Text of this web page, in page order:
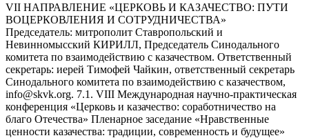
VII НАПРАВЛЕНИЕ «ЦЕРКОВЬ И КАЗАЧЕСТВО: ПУТИ
ВОЦЕРКОВЛЕНИЯ И СОТРУДНИЧЕСТВА»
Председатель: митрополит Ставропольский и
Невинномысский КИРИЛЛ, Председатель Синодального
комитета по взаимодействию с казачеством. Ответственный
секретарь: иерей Тимофей Чайкин, ответственный секретарь
Синодального комитета по взаимодействию с казачеством,
info@skvk.org. 7.1. VIII Международная научно-практическая
конференция «Церковь и казачество: соработничество на
благо Отечества» Пленарное заседание «Нравственные
ценности казачества: традиции, современность и будущее»